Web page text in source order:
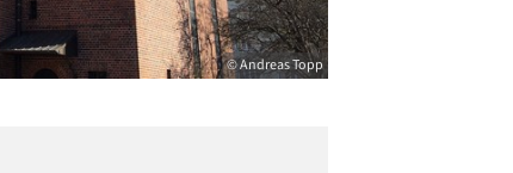
© Andreas Topp